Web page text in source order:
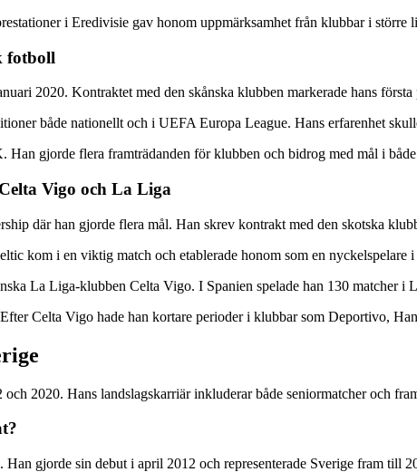
i Eredivisie gav honom uppmärksamhet från klubbar i större
fotboll
2020. Kontraktet med den skånska klubben markerade hans
både nationellt och i UEFA Europa League. Hans erfarenhet
gjorde flera framträdanden för klubben och bidrog med mål i både
Vigo och La Liga
där han gjorde flera mål. Han skrev kontrakt med den skotska
kom i en viktig match och etablerade honom som en nyckelspelare i
La Liga-klubben Celta Vigo. I Spanien spelade han 130 matcher
Celta Vigo hade han kortare perioder i klubbar som Deportivo,
2020. Hans landslagskarriär inkluderar både seniormatcher och
gjorde sin debut i april 2012 och representerade Sverige fram till